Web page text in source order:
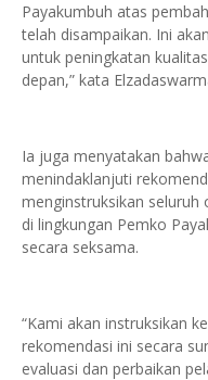
Payakumbuh atas
telah disampaikan. Ini
untuk peningkatan
depan,” kata
Ia juga menyatakan
menindaklanjuti
menginstruksikan seluruh
di lingkungan Pemko
secara seksama.
“Kami akan instruksikan
rekomendasi ini secara
evaluasi dan perbaikan